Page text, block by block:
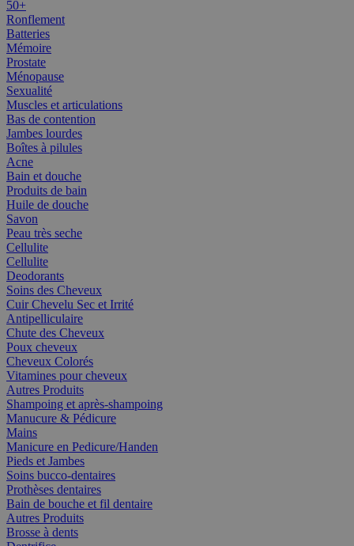
50+
Ronflement
Batteries
Mémoire
Prostate
Ménopause
Sexualité
Muscles et articulations
Bas de contention
Jambes lourdes
Boîtes à pilules
Acne
Bain et douche
Produits de bain
Huile de douche
Savon
Peau très seche
Cellulite
Cellulite
Deodorants
Soins des Cheveux
Cuir Chevelu Sec et Irrité
Antipelliculaire
Chute des Cheveux
Poux cheveux
Cheveux Colorés
Vitamines pour cheveux
Autres Produits
Shampoing et après-shampoing
Manucure & Pédicure
Mains
Manicure en Pedicure/Handen
Pieds et Jambes
Soins bucco-dentaires
Prothèses dentaires
Bain de bouche et fil dentaire
Autres Produits
Brosse à dents